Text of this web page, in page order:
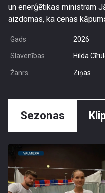
un enerģētikas ministram
aizdomas, ka cenas
Gads 2026
Slavenības Hilda
Žanrs Ziņas
Sezonas